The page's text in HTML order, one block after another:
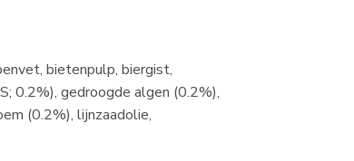
bietenpulp, biergist,
0.2%), gedroogde algen (0.2%),
(0.2%), lijnzaadolie,